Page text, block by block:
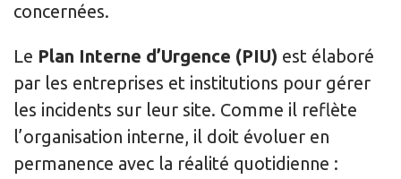
concernées.
Le Plan Interne d’Urgence (PIU) est élaboré
par les entreprises et institutions pour gérer
les incidents sur leur site. Comme il reflète
l’organisation interne, il doit évoluer en
permanence avec la réalité quotidienne :